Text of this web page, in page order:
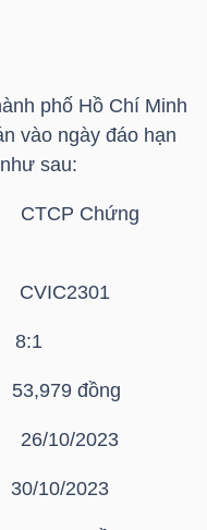
phố Hồ Chí Minh
vào ngày đáo hạn
sau:
Chứng
đồng
26/10/2023
2023